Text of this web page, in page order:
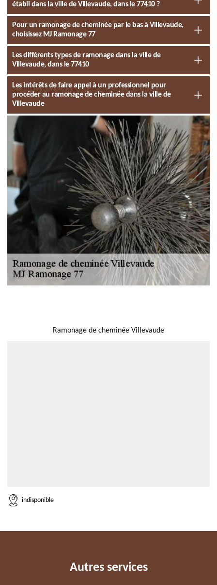
établi dans la ville de Villevaude, dans le 77410 ?
Pour un ramonage de cheminée par le bas à Villevaude,
choisissez MJ Ramonage 77
Les différents types de ramonage dans la ville de
Villevaude, dans le 77410
Les intérêts de faire appel à un professionnel pour
procéder au ramonage de cheminée dans la ville de
Villevaude
Ramonage de cheminée Villevaude
indisponible
Autres services